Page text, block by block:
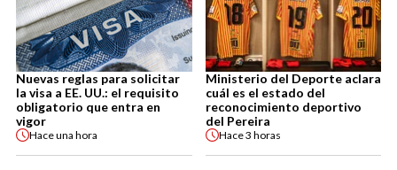
Nuevas reglas para solicitar
la visa a EE. UU.: el requisito
obligatorio que entra en
vigor
Haceuna hora
Ministerio del Deporte aclara
cuál es el estado del
reconocimiento deportivo
del Pereira
Hace3 horas